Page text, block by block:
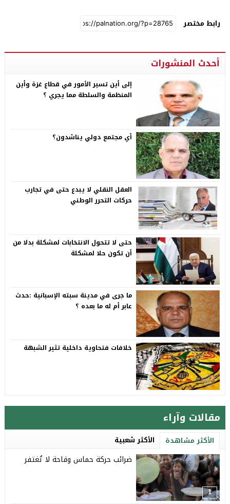
رابط مختصر
أحدث المنشورات
إلى أين تسير الأمور في قطاع غزة وأين
المنظمة والسلطة مما يجري ؟
أي مجتمع دولي يناشدون؟
العقل النقلي لا يبدع حتى في تجارب
حركات التحرر الوطني
حتى لا تتحول الانتخابات لمشكلة بدلا من
أن تكون حلا لمشكلة
ما جرى في مدينة سبته الإسبانية :حدث
عابر أم له ما بعده ؟
خلافات فتحاوية داخلية تثير الشبهة
مقالات وآراء
الأكثر مشاهدة الأكثر شعبية
1
ضرائب حركة حماس وقاحة لا تُغتفر